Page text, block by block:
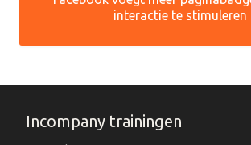
interactie te stimuleren
Incompany trainingen